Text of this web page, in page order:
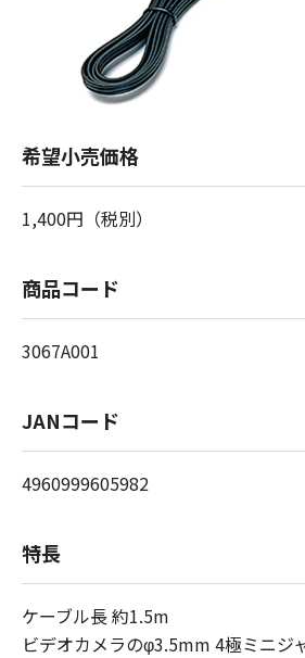
希望小売価格
1,400円（税別）
商品コード
3067A001
JANコード
4960999605982
特長
ケーブル長 約1.5m
ビデオカメラのφ3.5mm 4極ミニジ